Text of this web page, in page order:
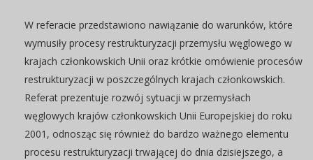
W referacie przedstawiono nawiązanie do warunków, które
wymusiły procesy restrukturyzacji przemysłu węglowego w
krajach członkowskich Unii oraz krótkie omówienie procesów
restrukturyzacji w poszczególnych krajach członkowskich.
Referat prezentuje rozwój sytuacji w przemysłach
węglowych krajów członkowskich Unii Europejskiej do roku
2001, odnosząc się również do bardzo ważnego elementu
procesu restrukturyzacji trwającej do dnia dzisiejszego, a